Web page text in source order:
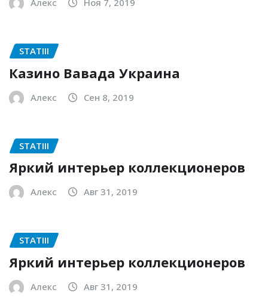
Алекс Ноя 7, 2019
STATIII
Казино Вавада Украина
Алекс Сен 8, 2019
STATIII
Яркий интерьер коллекционеров
Алекс Авг 31, 2019
STATIII
Яркий интерьер коллекционеров
Алекс Авг 31, 2019